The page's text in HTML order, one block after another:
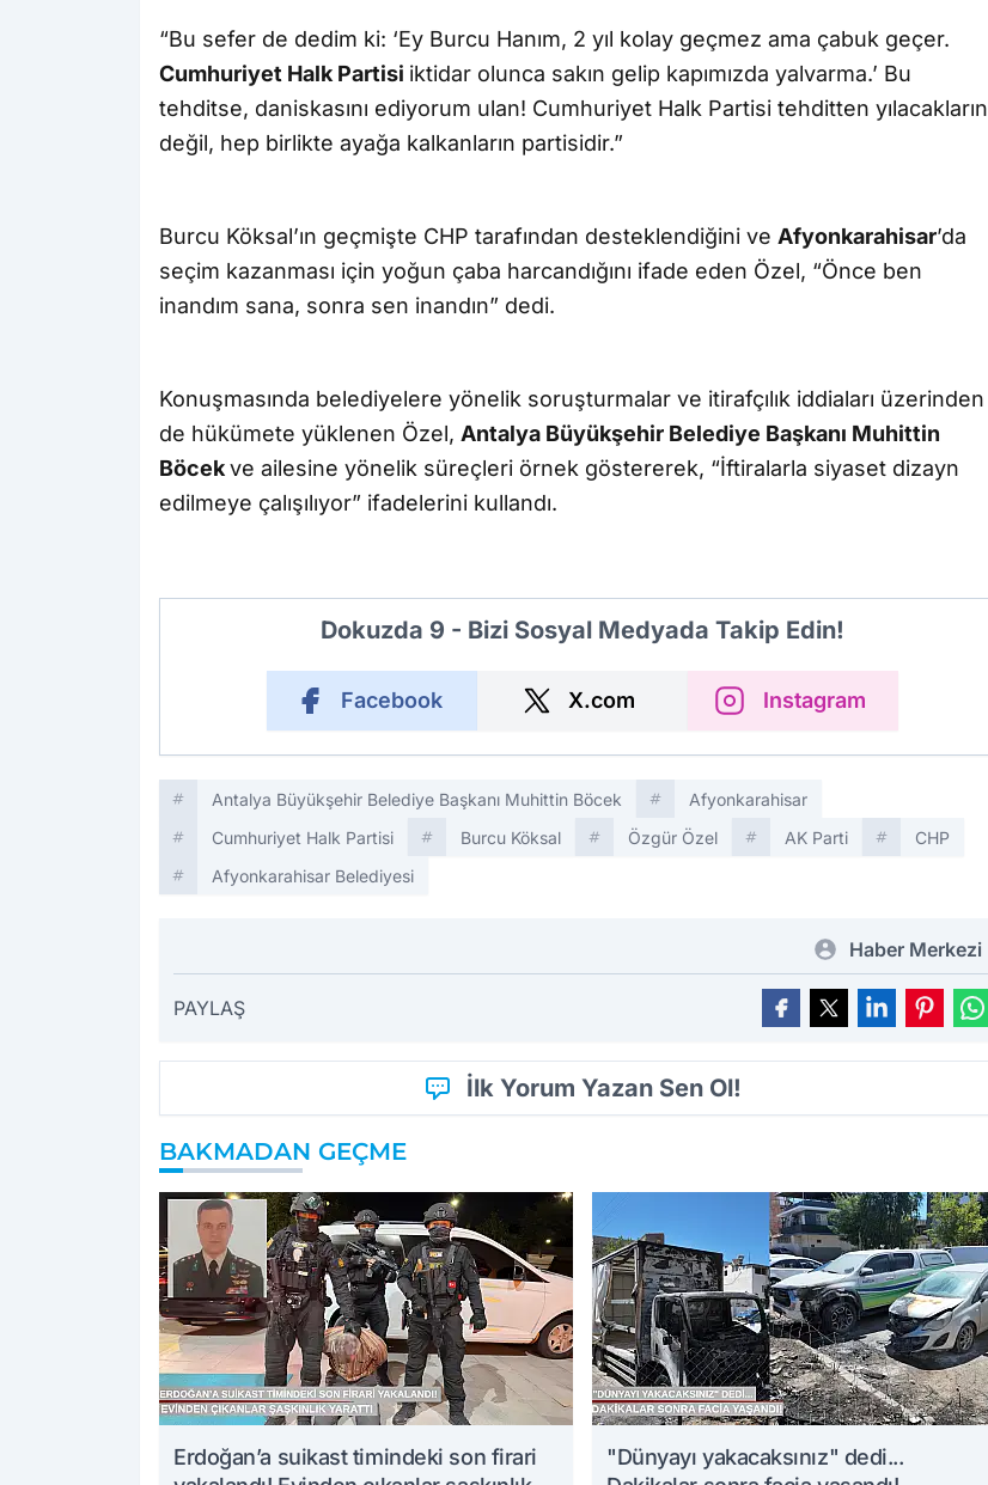
“Bu sefer de dedim ki: ‘Ey Burcu Hanım, 2 yıl kolay geçmez ama çabuk geçer.
Cumhuriyet Halk Partisi iktidar olunca sakın gelip kapımızda yalvarma.’ Bu
tehditse, daniskasını ediyorum ulan! Cumhuriyet Halk Partisi tehditten yılacakların
değil, hep birlikte ayağa kalkanların partisidir.”
Burcu Köksal’ın geçmişte CHP tarafından desteklendiğini ve Afyonkarahisar’da
seçim kazanması için yoğun çaba harcandığını ifade eden Özel, “Önce ben
inandım sana, sonra sen inandın” dedi.
Konuşmasında belediyelere yönelik soruşturmalar ve itirafçılık iddiaları üzerinden
de hükümete yüklenen Özel, Antalya Büyükşehir Belediye Başkanı Muhittin
Böcekve ailesine yönelik süreçleri örnek göstererek, “İftiralarla siyaset dizayn
edilmeye çalışılıyor” ifadelerini kullandı.
Dokuzda 9 - Bizi Sosyal Medyada Takip Edin!
Facebook X.com Instagram
Antalya Büyükşehir Belediye Başkanı Muhittin Böcek
Afyonkarahisar
Cumhuriyet Halk Partisi
Burcu Köksal Özgür Özel AK Parti
CHP
Afyonkarahisar Belediyesi
Haber Merkezi
PAYLAŞ
İlk Yorum Yazan Sen Ol!
BAKMADAN GEÇME
Erdoğan’a suikast timindeki son firari
"Dünyayı yakacaksınız" dedi...